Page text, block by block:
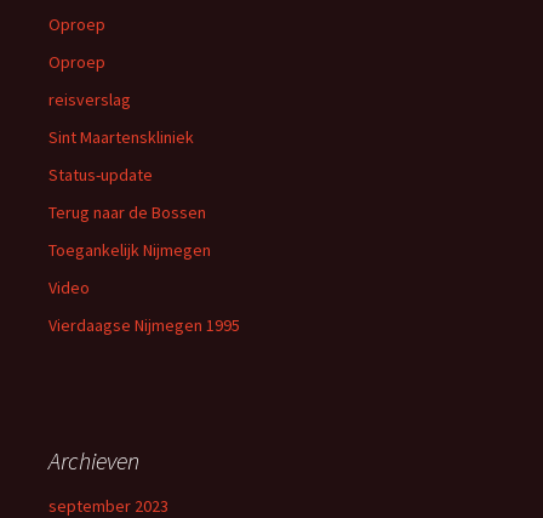
Oproep
Oproep
reisverslag
Sint Maartenskliniek
Status-update
Terug naar de Bossen
Toegankelijk Nijmegen
Video
Vierdaagse Nijmegen 1995
Archieven
september 2023